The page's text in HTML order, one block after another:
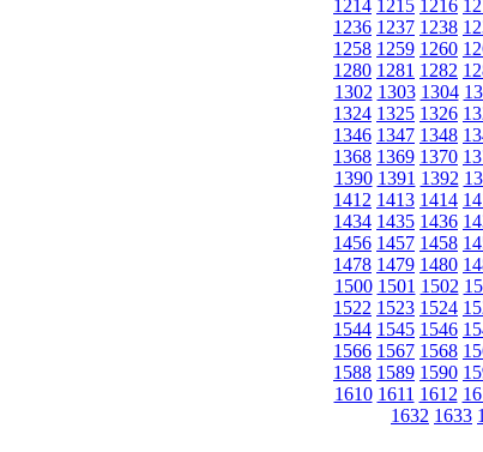
1214 1215 1216
1236 1237 1238
1258 1259 1260
1280 1281 1282
1302 1303 1304
1324 1325 1326
1346 1347 1348
1368 1369 1370
1390 1391 1392
1412 1413 1414
1434 1435 1436
1456 1457 1458
1478 1479 1480
1500 1501 1502
1522 1523 1524
1544 1545 1546
1566 1567 1568
1588 1589 1590
1610 1611 1612
1632 1633